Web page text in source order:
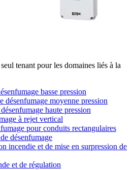
tenant pour les domaines liés à la
basse pression
désenfumage moyenne pression
haute pression
à rejet vertical
pour conduits rectangulaires
désenfumage
incendie et de mise en surpression de
et de régulation